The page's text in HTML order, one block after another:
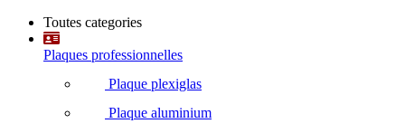
Toutes categories
Plaques professionnelles
Plaque plexiglas
Plaque aluminium